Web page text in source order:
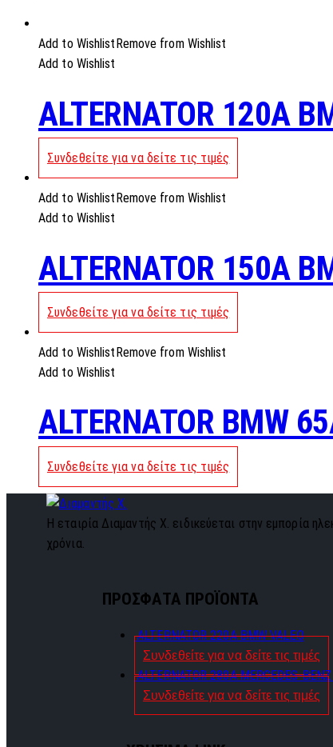
Add to Wishlist Remove from Wishlist
Add to Wishlist
ALTERNATOR 120A
Συνδεθείτε για να δείτε τις τιμές
Add to Wishlist Remove from Wishlist
Add to Wishlist
ALTERNATOR 150A
Συνδεθείτε για να δείτε τις τιμές
Add to Wishlist Remove from Wishlist
Add to Wishlist
ALTERNATOR BMW
Συνδεθείτε για να δείτε τις τιμές
Η εταιρία Διαμαντής Χ. ειδικεύεται στην εμπορία
χρόνια.
ΠΡΟΣΦΑΤΑ ΠΡΟΪΟΝΤΑ
ALTERNATOR 220A BMW VALEO
Συνδεθείτε για να δείτε τις τιμές
ALTERNATOR 280A MERCEDES-
Συνδεθείτε για να δείτε τις τιμές